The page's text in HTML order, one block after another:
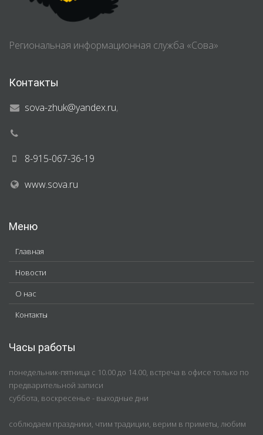
Региональная информационная служба «Сова»
Контакты
sova-zhuk@yandex.ru,
8-915-067-36-19
www.sova.ru
Меню
Главная
Новости
О нас
Контакты
Часы работы
понедельник-пятница с 10.00 до 14.00, встреча в офисе только по
предварительной записи
суббота, воскресенье - выходные дни
соблюдаем праздники, чтим традиции, верим в приметы, любим